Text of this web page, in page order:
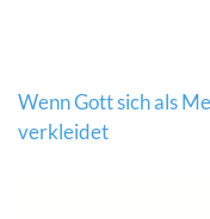
Wenn Gott sich als
verkleidet